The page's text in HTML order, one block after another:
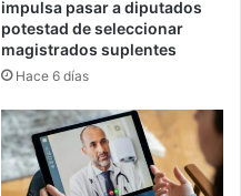
impulsa pasar a diputados
potestad de seleccionar
magistrados suplentes
Hace 6 días